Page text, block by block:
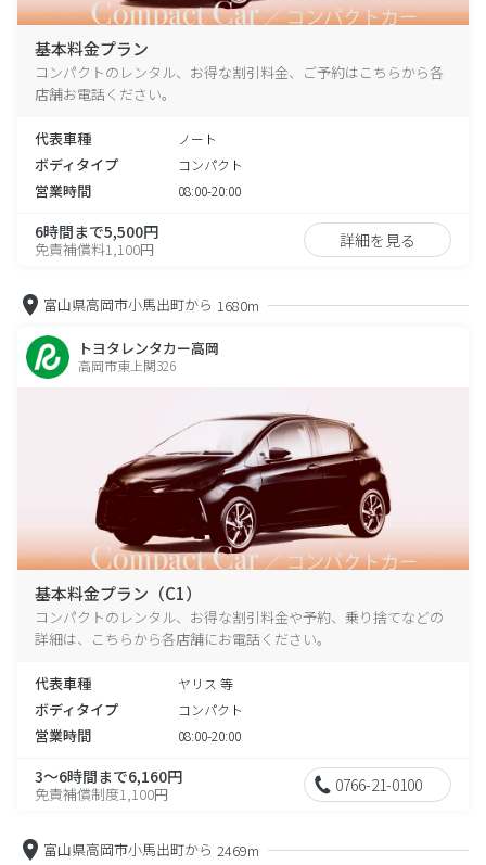
基本料金プラン
コンパクトのレンタル、お得な割引料金、ご予約はこちらから各
店舗お電話ください。
代表車種 ノート
ボディタイプ コンパクト
営業時間 08:00-20:00
6時間まで5,500円
免責補償料1,100円 詳細を見る
富山県高岡市小馬出町から 1680m
トヨタレンタカー高岡
高岡市東上関326
基本料金プラン（C1）
コンパクトのレンタル、お得な割引料金や予約、乗り捨てなどの
詳細は、こちらから各店舗にお電話ください。
代表車種 ヤリス 等
ボディタイプ コンパクト
営業時間 08:00-20:00
3～6時間まで6,160円
免責補償制度1,100円 0766-21-0100
富山県高岡市小馬出町から 2469m